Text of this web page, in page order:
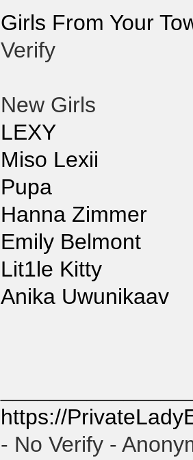
Girls From Your
Verify
New Girls
LEXY
Miso Lexii
Pupa
Hanna Zimmer
Emily Belmont
Lit1le Kitty
Anika Uwunikaav
https://
- No Verify -